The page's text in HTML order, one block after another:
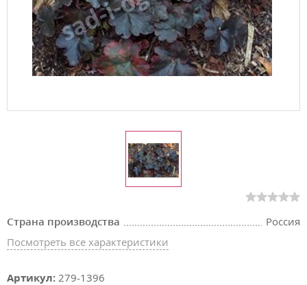
Страна производства
Россия
Посмотреть все характеристики
Артикул: 279-1396